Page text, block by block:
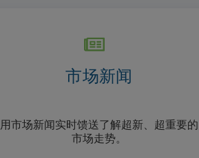
市场新闻
用市场新闻实时馈送了解超新、超重要的
市场走势。